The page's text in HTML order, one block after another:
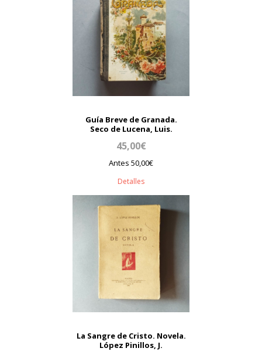
Guía Breve de Granada.
Seco de Lucena, Luis.
45,00€
Antes 50,00€
Detalles
La Sangre de Cristo. Novela.
López Pinillos, J.